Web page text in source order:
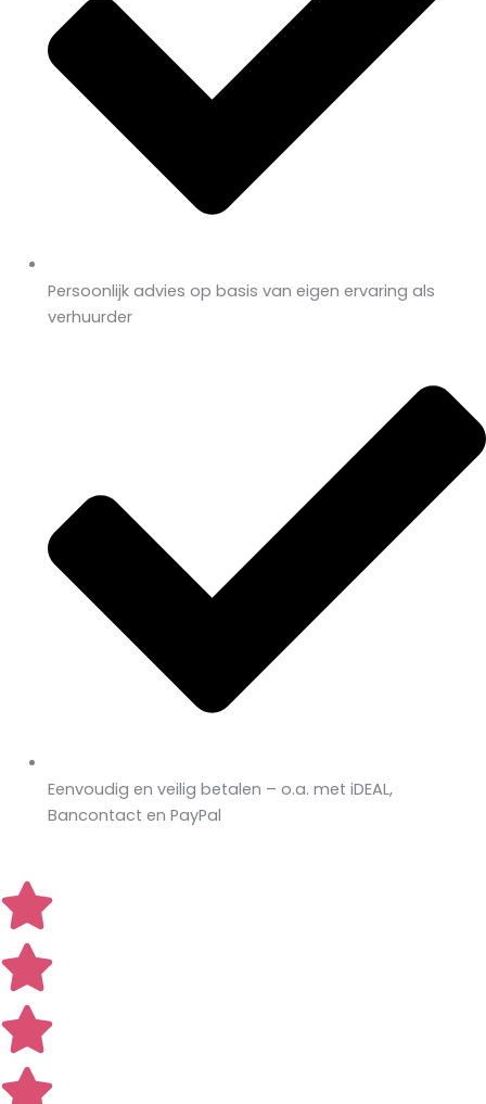
Persoonlijk advies op basis van eigen ervaring als
verhuurder
Eenvoudig en veilig betalen – o.a. met iDEAL,
Bancontact en PayPal